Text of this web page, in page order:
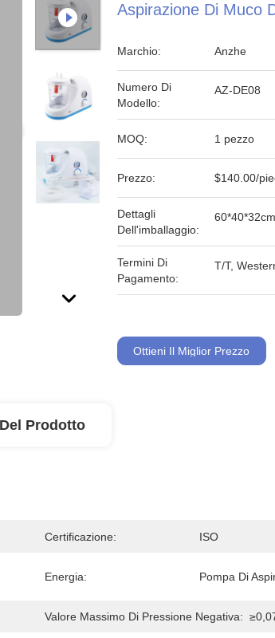
Aspirazione Di Muco
Marchio: Anzhe
Numero Di
Modello:
AZ-DE08
MOQ: 1 pezzo
Prezzo: $140.00/
Dettagli
Dell'imballaggio:
60*40*32cm
Termini Di
Pagamento:
T/T,
Ottieni Il Miglior Prezzo
Prodotto
Certificazione: ISO
Energia: Pompa Di
Valore Massimo Di Pressione Negativa: